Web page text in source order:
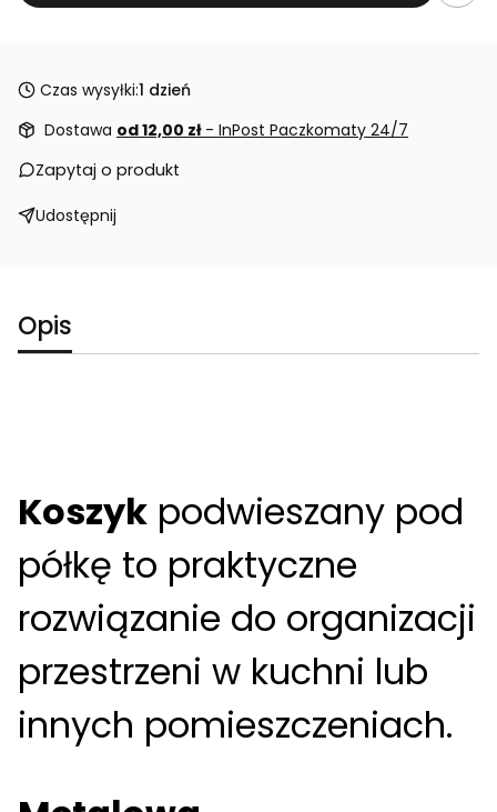
Czas wysyłki:1 dzień
Dostawa od 12,00 zł - InPost Paczkomaty 24/7
Zapytaj o produkt
Udostępnij
Opis
Koszyk podwieszany pod
półkę to praktyczne
rozwiązanie do organizacji
przestrzeni w kuchni lub
innych pomieszczeniach.